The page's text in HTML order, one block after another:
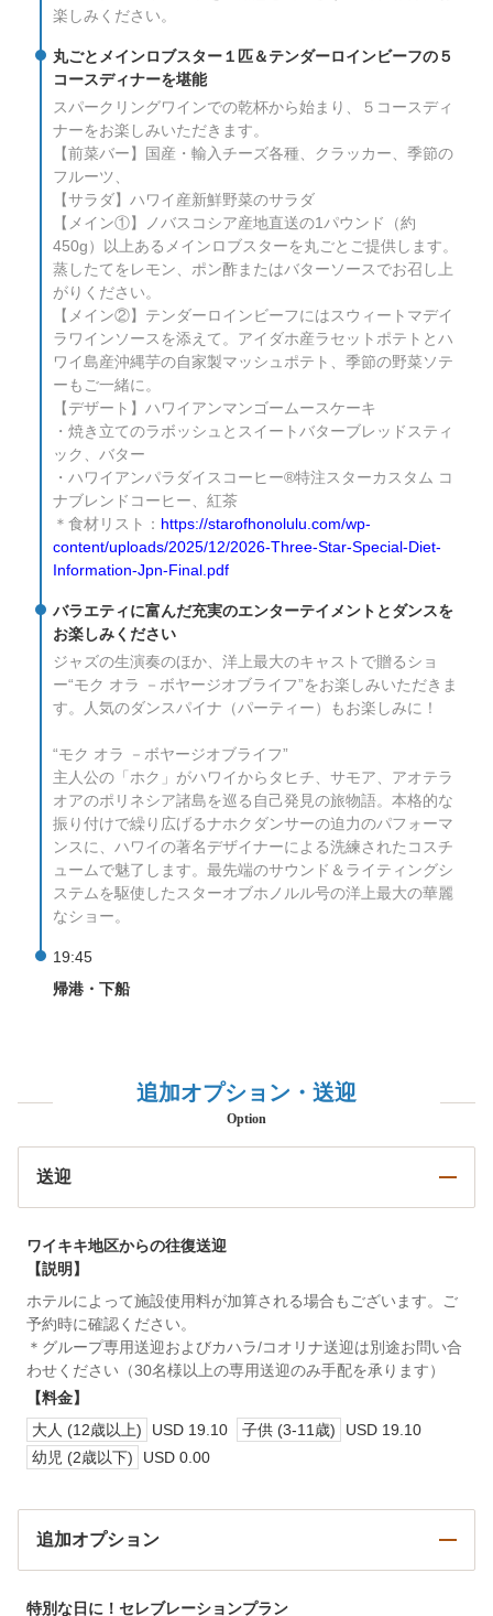
楽しみください。
丸ごとメインロブスター１匹＆テンダーロインビーフの５
コースディナーを堪能
スパークリングワインでの乾杯から始まり、５コースディ
ナーをお楽しみいただきます。
【前菜バー】国産・輸入チーズ各種、クラッカー、季節の
フルーツ、
【サラダ】ハワイ産新鮮野菜のサラダ
【メイン①】ノバスコシア産地直送の1パウンド（約
450g）以上あるメインロブスターを丸ごとご提供します。
蒸したてをレモン、ポン酢またはバターソースでお召し上
がりください。
【メイン②】テンダーロインビーフにはスウィートマデイ
ラワインソースを添えて。アイダホ産ラセットポテトとハ
ワイ島産沖縄芋の自家製マッシュポテト、季節の野菜ソテ
ーもご一緒に。
【デザート】ハワイアンマンゴームースケーキ
・焼き立てのラボッシュとスイートバターブレッドスティ
ック、バター
・ハワイアンパラダイスコーヒー®特注スターカスタム コ
ナブレンドコーヒー、紅茶
＊食材リスト： https://starofhonolulu.com/wp-
content/uploads/2025/12/2026-Three-Star-Special-Diet-
Information-Jpn-Final.pdf
バラエティに富んだ充実のエンターテイメントとダンスを
お楽しみください
ジャズの生演奏のほか、洋上最大のキャストで贈るショ
ー“モク オラ －ボヤージオブライフ”をお楽しみいただきま
す。人気のダンスパイナ（パーティー）もお楽しみに！
“モク オラ －ボヤージオブライフ”
主人公の「ホク」がハワイからタヒチ、サモア、アオテラ
オアのポリネシア諸島を巡る自己発見の旅物語。本格的な
振り付けで繰り広げるナホクダンサーの迫力のパフォーマ
ンスに、ハワイの著名デザイナーによる洗練されたコスチ
ュームで魅了します。最先端のサウンド＆ライティングシ
ステムを駆使したスターオブホノルル号の洋上最大の華麗
なショー。
19:45
帰港・下船
追加オプション・送迎
Option
送迎
ワイキキ地区からの往復送迎
【説明】
ホテルによって施設使用料が加算される場合もございます。ご
予約時に確認ください。
＊グループ専用送迎およびカハラ/コオリナ送迎は別途お問い合
わせください（30名様以上の専用送迎のみ手配を承ります）
【料金】
大人 (12歳以上)
USD 19.10 子供 (3-11歳)
USD 19.10
幼児 (2歳以下)
USD 0.00
追加オプション
特別な日に！セレブレーションプラン